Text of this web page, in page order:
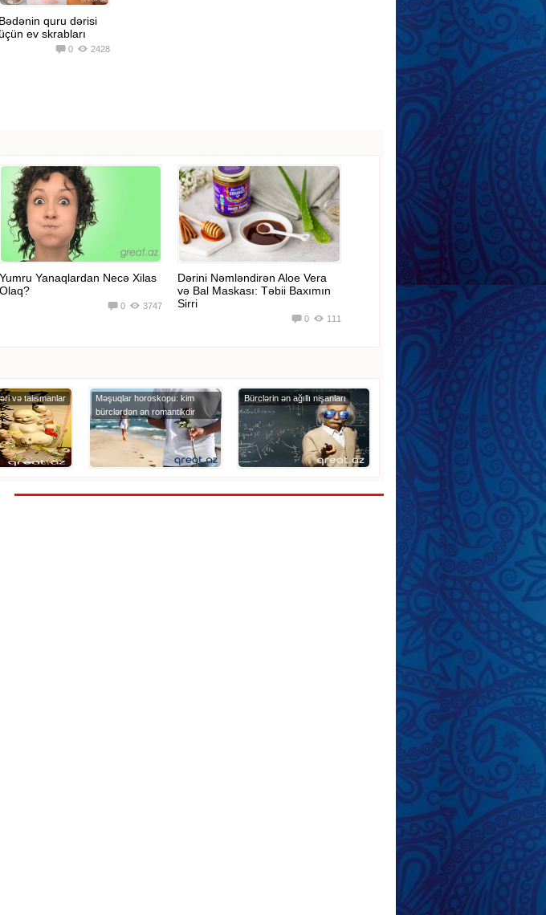
Bədənin quru dərisi
üçün ev skrabları
2428
0
Yumru Yanaqlardan Necə Xilas
Olaq?
3747
0
Dərini Nəmləndirən Aloe Vera
və Bal Maskası: Təbii Baxımın
Sirri
111
0
və talismanlar
Məşuqlar horoskopu: kim
bürclərdən ən romantikdir
Bürclərin ən ağıllı nişanları